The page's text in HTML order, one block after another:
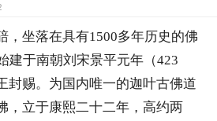
，坐落在具有1500多年历史的佛
建于南朝刘宋景平元年（423
封赐。为国内唯一的迦叶古佛道
，立于康熙二十二年，高约两